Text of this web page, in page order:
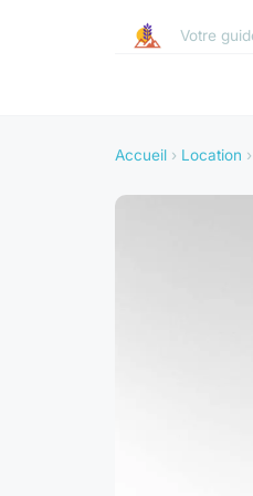
Votre
Accueil › Location ›